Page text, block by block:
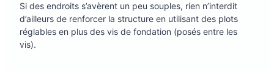
Si des endroits s’avèrent un peu souples, rien n’interdit
d’ailleurs de renforcer la structure en utilisant des plots
réglables en plus des vis de fondation (posés entre les
vis).